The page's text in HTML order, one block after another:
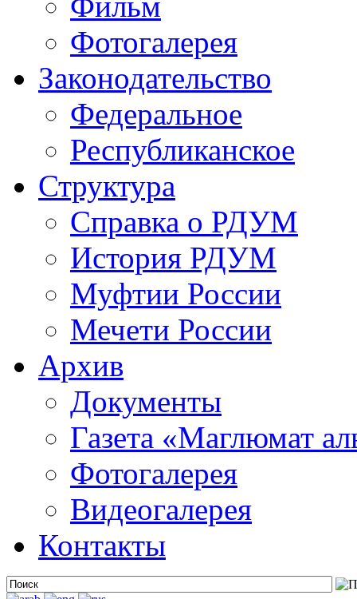
Фотогалерея
Законодательство
Федеральное
Республиканское
Структура
Справка о РДУМ
История РДУМ
Муфтии России
Мечети России
Архив
Документы
Газета «Маглюмат
Фотогалерея
Видеогалерея
Контакты